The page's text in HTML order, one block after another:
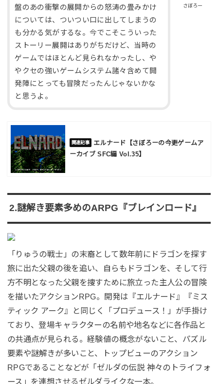
さぼろー
盤のあの衝撃の展開からの怒涛の畳みかけ
については、ついつい口に出してしまうの
も分かる気がするな。今でこそこういった
ストーリー展開はありがちだけど、当時の
ゲームではほとんど見られなかったし、や
やクセの強いゲームシステム諸々含めて開
発陣にとっても冒険だったんじゃないかな
と思うよ。
エルナード【さぼろーの今更ゲームア
ーカイブ SFC編 Vol.35】
2.謎解き要素多めのARPG『ブレインロード』
「りゅうの戦士」の末裔として数年前にドラゴンを探す
旅に出た父親の後を追い、自らもドラゴンを、そして行
方不明となった父親を捜すために旅立った主人公の冒険
を描いたアクションRPG。開発は『エルナード』『ミス
ティック アーク』と同じく「プロデュース！」が手掛け
ており、登場キャラクターの名前や地名などに各作品と
の共通点が見られる。経験値の概念がないこと、パズル
要素や謎解きが多いこと、トップビューのアクション
RPGであることなどが「ゼルダの伝説 神々のトライフォ
ース」を連想させるゼルダライクな一本。